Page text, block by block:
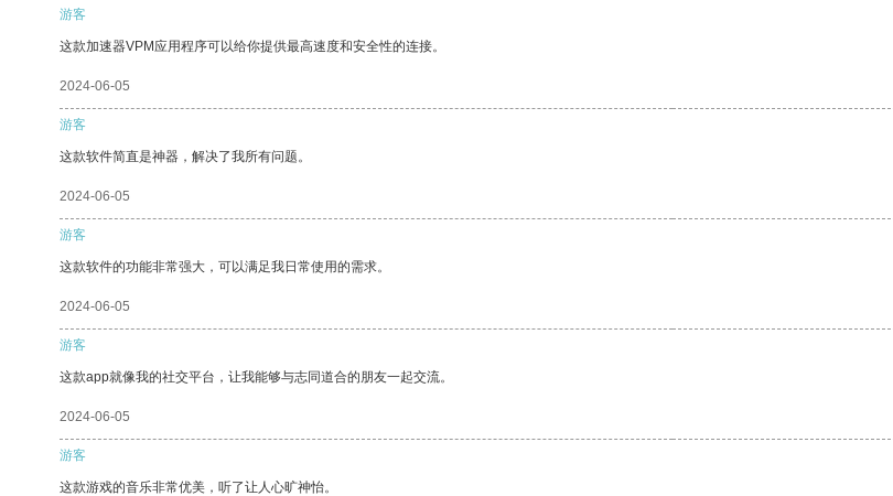
游客
这款加速器VPM应用程序可以给你提供最高速度和安全性的连接。
2024-06-05
游客
这款软件简直是神器，解决了我所有问题。
2024-06-05
游客
这款软件的功能非常强大，可以满足我日常使用的需求。
2024-06-05
游客
这款app就像我的社交平台，让我能够与志同道合的朋友一起交流。
2024-06-05
游客
这款游戏的音乐非常优美，听了让人心旷神怡。